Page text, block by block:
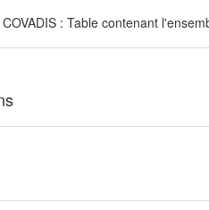
: Table contenant